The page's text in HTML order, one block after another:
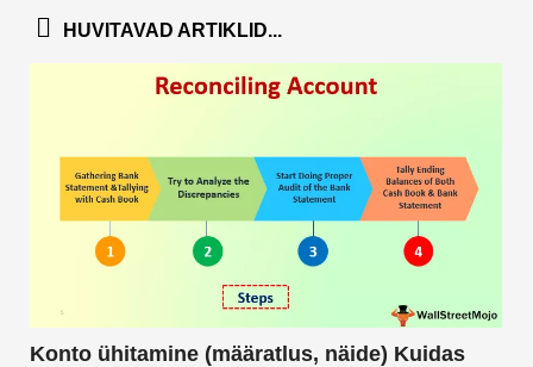
HUVITAVAD ARTIKLID...
Konto ühitamine (määratlus, näide) Kuidas